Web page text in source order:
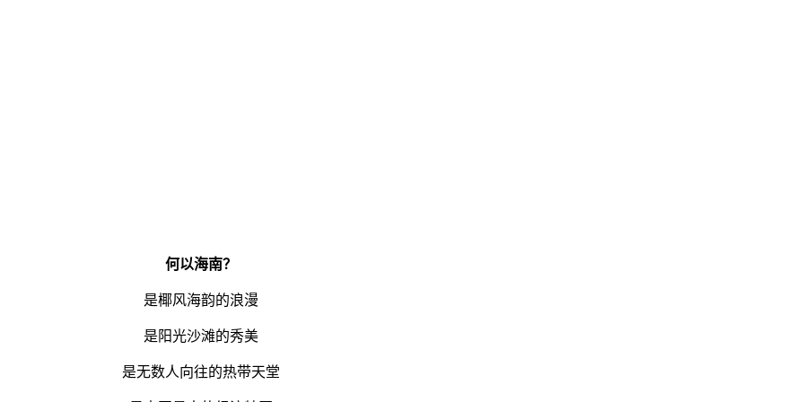
何以海南？
是椰风海韵的浪漫
是阳光沙滩的秀美
是无数人向往的热带天堂